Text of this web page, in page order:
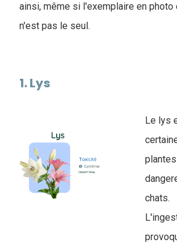
ainsi, même si l'exemplaire en photo
n'est pas le seul.
1. Lys
Le lys
chats.